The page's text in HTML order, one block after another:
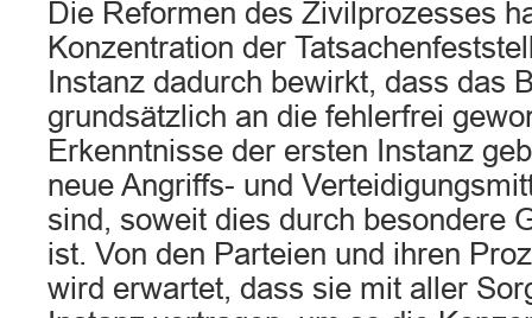
Die Reformen des Zivilprozesses
Konzentration der
Instanz dadurch bewirkt, dass das
grundsätzlich an die fehlerfrei
Erkenntnisse der ersten Instanz
neue Angriffs- und
sind, soweit dies durch besondere
ist. Von den Parteien und ihren
wird erwartet, dass sie mit aller